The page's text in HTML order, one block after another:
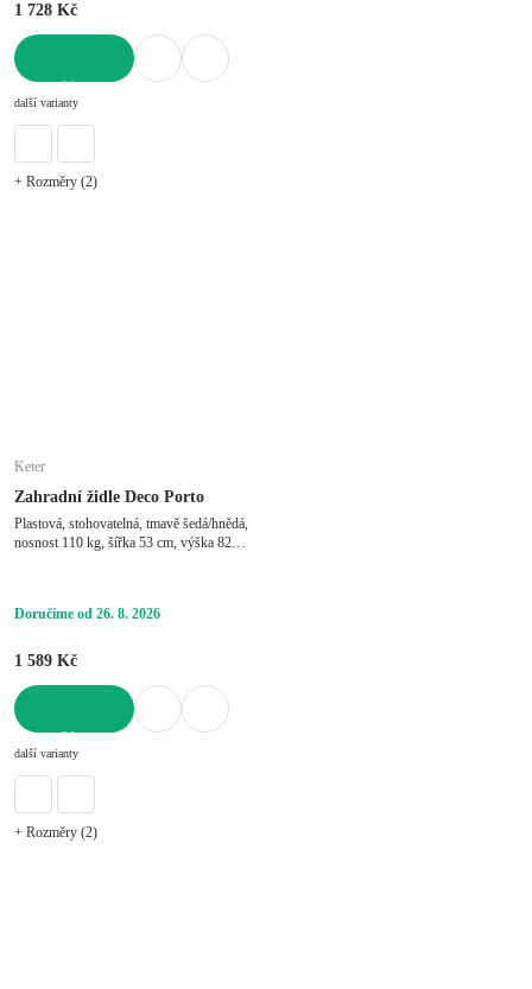
1 728 Kč
další varianty
+ Rozměry (2)
Keter
Zahradní židle Deco Porto
Plastová, stohovatelná, tmavě šedá/hnědá,
nosnost 110 kg, šířka 53 cm, výška 82
Doručíme od 26. 8. 2026
1 589 Kč
další varianty
+ Rozměry (2)